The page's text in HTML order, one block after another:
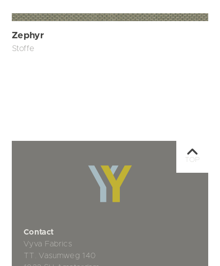
Zephyr
Stoffe
Contact
Vyva Fabrics
TT. Vasumweg 140
TOP